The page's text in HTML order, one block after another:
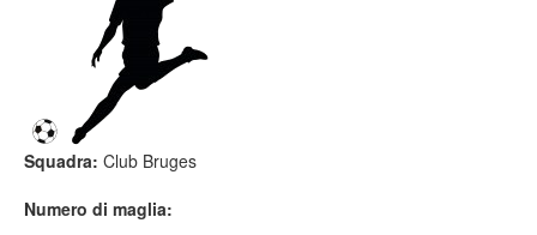
Squadra: Club Bruges
Numero di maglia: